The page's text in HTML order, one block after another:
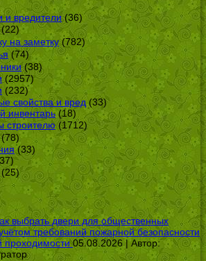
и вредители(36)
на заметку(782)
(74)
(38)
(2957)
(232)
свойства и вред(33)
инвентарь(18)
строителю(1712)
(33)
выбрать двери для общественных
требований пожарной безопасности
проходимости 05.08.2026 | Автор: